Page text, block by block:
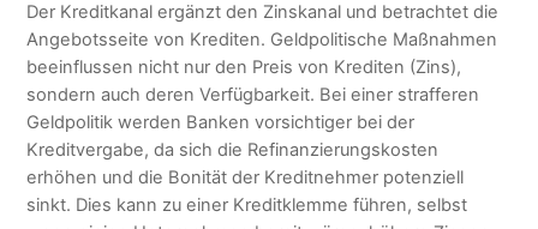
Der Kreditkanal ergänzt den Zinskanal und betrachtet die
Angebotsseite von Krediten. Geldpolitische Maßnahmen
beeinflussen nicht nur den Preis von Krediten (Zins),
sondern auch deren Verfügbarkeit. Bei einer strafferen
Geldpolitik werden Banken vorsichtiger bei der
Kreditvergabe, da sich die Refinanzierungskosten
erhöhen und die Bonität der Kreditnehmer potenziell
sinkt. Dies kann zu einer Kreditklemme führen, selbst